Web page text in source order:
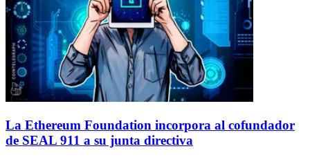
La Ethereum Foundation incorpora al cofundador
de SEAL 911 a su junta directiva